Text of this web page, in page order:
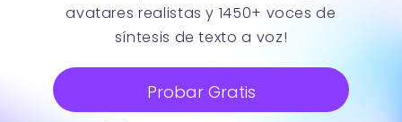
avatares realistas y 1450+ voces de
síntesis de texto a voz!
Probar Gratis